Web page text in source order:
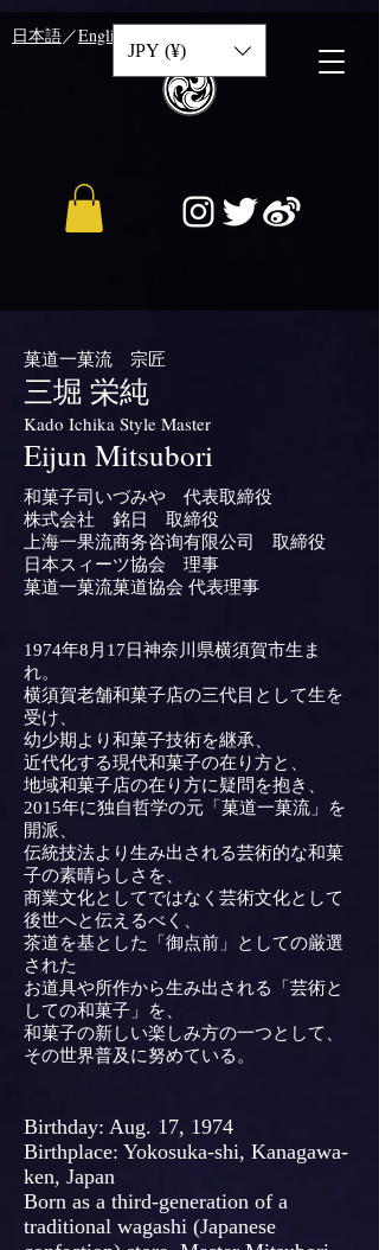
​日本語／English
JPY (¥)
菓道一菓流 宗匠
三堀 栄純
​Kado Ichika Style Master
Eijun Mitsubori
和菓子司いづみや 代表取締役
株式会社 銘日 取締役
上海一果流商务咨询有限公司 取締役
日本スィーツ協会 理事
菓道一菓流菓道協会 代表理事
1974年8月17日神奈川県横須賀市生ま
れ。
横須賀老舗和菓子店の三代目として生を
受け、
幼少期より和菓子技術を継承、
近代化する現代和菓子の在り方と、
地域和菓子店の在り方に疑問を抱き、
2015年に独自哲学の元「菓道一菓流」を
開派、
伝統技法より生み出される芸術的な和菓
子の素晴らしさを、
商業文化としてではなく芸術文化として
後世へと伝えるべく、
茶道を基とした「御点前」としての厳選
された
お道具や所作から生み出される「芸術と
しての和菓子」を、
和菓子の新しい楽しみ方の一つとして、
その世界普及に努めている。
Birthday: Aug. 17, 1974
Birthplace: Yokosuka-shi, Kanagawa-
ken, Japan
Born as a third-generation of a
traditional wagashi (Japanese